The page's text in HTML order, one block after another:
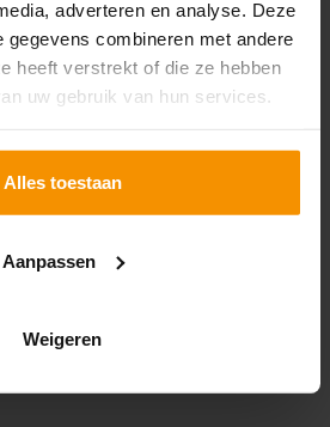
adverteren en analyse. Deze
gegevens combineren met andere
heeft verstrekt of die ze hebben
uw gebruik van hun services.
Alles toestaan
Aanpassen
Weigeren
en selectieen nog veel meer.
alles onder één dak. Daarmee
je geen dubbele advies- en
Dit voorkomt
bespaart kosten en je hebt
UIT